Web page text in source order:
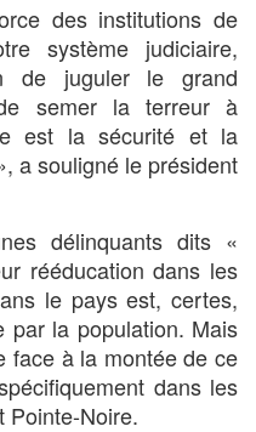
des institutions de
système judiciaire,
de juguler le grand
semer la terreur à
est la sécurité et la
a souligné le président
délinquants dits «
rééducation dans les
le pays est, certes,
par la population. Mais
face à la montée de ce
dans les
Pointe-Noire.